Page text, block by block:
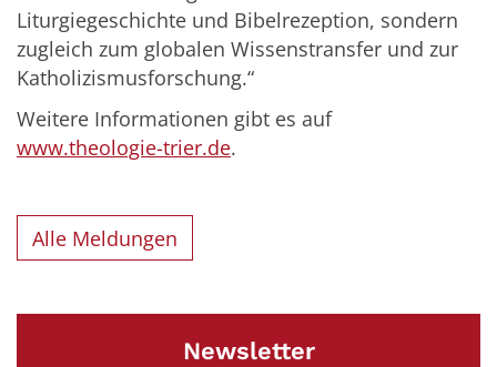
Liturgiegeschichte und Bibelrezeption, sondern
zugleich zum globalen Wissenstransfer und zur
Katholizismusforschung.“
Weitere Informationen gibt es auf
www.theologie-trier.de.
Alle Meldungen
Newsletter